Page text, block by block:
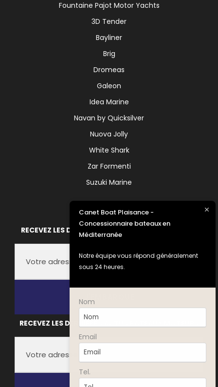
Fountaine Pajot Motor Yachts
3D Tender
Bayliner
Brig
Dromeas
Galeon
Idea Marine
Navan by Quicksilver
Nuova Jolly
White Shark
Zar Formenti
Suzuki Marine
RECEVEZ LES DERNIÈRES ACTUS FOUNTAINE PAJOT
t
r
n
RECEVEZ LES DERNIÈRES ACTUS BATEAUX MOTEURS
Canet Boat Plaisance -
Concessionnaire bateaux en
Méditerranée
Notre équipe vous répond généralement
sous 24 heures.
Nom
Email
Tel.